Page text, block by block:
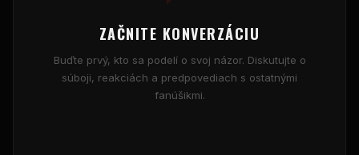
ZAČNITE KONVERZÁCIU
Buďte prvý, kto sa podelí o svoj názor. Diskutujte o
súboji, reakciách a predpovediach s ostatnými
fanúšikmi.